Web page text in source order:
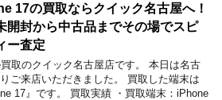
17の買取ならクイック名古屋へ！
開封から中古品までその場でスピ
ー査定
取のクイック名古屋店です。 本日は名古
ご来店いただきました。 買取した端末は
17』です。 買取実績 ・買取端末：iPhone